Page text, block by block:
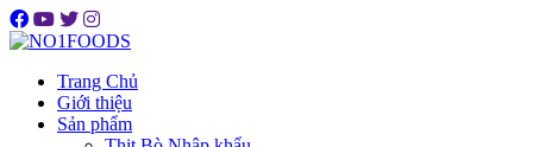
Trang Chủ
Giới thiệu
Sản phẩm